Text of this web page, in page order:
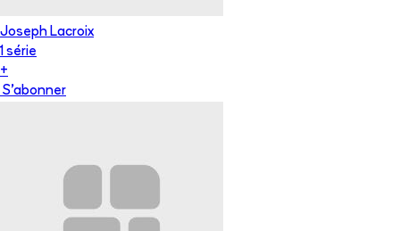
Joseph Lacroix
1 série
+
S'abonner